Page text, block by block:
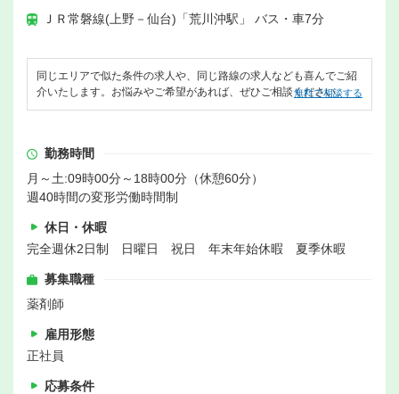
ＪＲ常磐線(上野－仙台)「荒川沖駅」 バス・車7分
同じエリアで似た条件の求人や、同じ路線の求人なども喜んでご紹
介いたします。お悩みやご希望があれば、ぜひご相談ください。
無料で相談する
勤務時間
月～土:09時00分～18時00分（休憩60分）
週40時間の変形労働時間制
休日・休暇
完全週休2日制 日曜日 祝日 年末年始休暇 夏季休暇
募集職種
薬剤師
雇用形態
正社員
応募条件